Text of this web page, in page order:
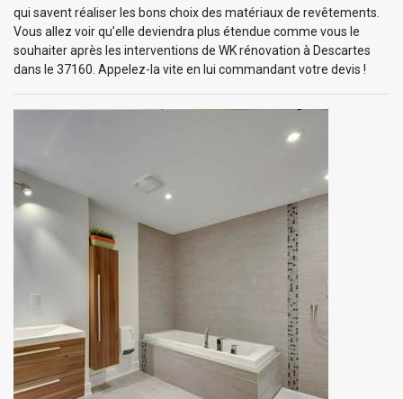
qui savent réaliser les bons choix des matériaux de revêtements.
Vous allez voir qu’elle deviendra plus étendue comme vous le
souhaiter après les interventions de WK rénovation à Descartes
dans le 37160. Appelez-la vite en lui commandant votre devis !